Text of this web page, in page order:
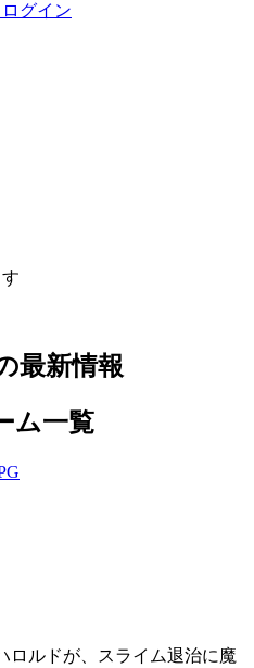
ログイン
最新情報
ム一覧
ロルドが、スライム退治に魔